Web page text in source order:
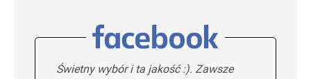
Świetny wybór i ta jakość :). Zawsze